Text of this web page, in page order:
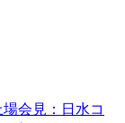
場会見：日水コ